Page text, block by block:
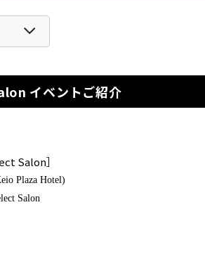
イベントご紹介
Salon］
Plaza Hotel)
Salon